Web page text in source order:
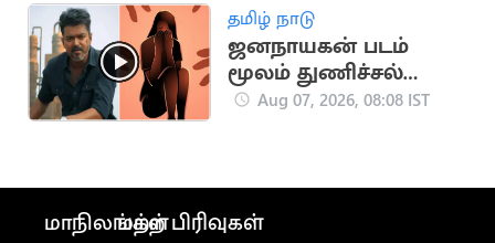
தமிழ் நாடு
ஜனநாயகன் படம்
மூலம் துணிச்சல்
பெற்ற சிறுமி..
Aug 07, 2026, 08:08 IST
மாநிலங்கள்மற்ற பிரிவுகள்